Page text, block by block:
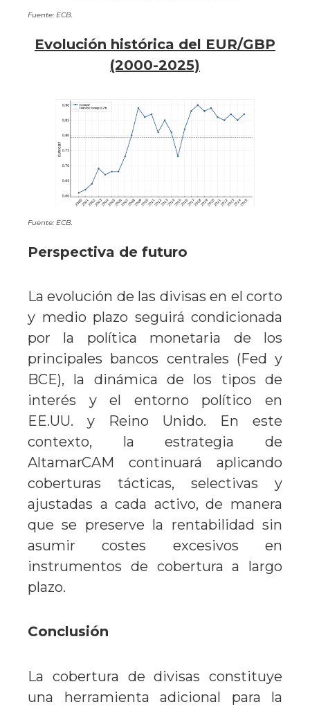
Fuente: ECB.
Evolución histórica del EUR/GBP
(2000-2025)
Fuente: ECB.
Perspectiva de futuro
La evolución de las divisas en el corto
y medio plazo seguirá condicionada
por la política monetaria de los
principales bancos centrales (Fed y
BCE), la dinámica de los tipos de
interés y el entorno político en
EE.UU. y Reino Unido. En este
contexto, la estrategia de
AltamarCAM continuará aplicando
coberturas tácticas, selectivas y
ajustadas a cada activo, de manera
que se preserve la rentabilidad sin
asumir costes excesivos en
instrumentos de cobertura a largo
plazo.
Conclusión
La cobertura de divisas constituye
una herramienta adicional para la